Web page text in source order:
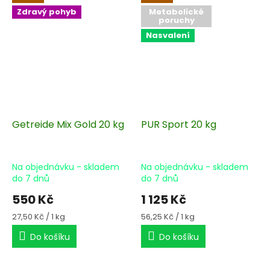
Zdravý pohyb
Getreide Mix Gold 20 kg
Na objednávku - skladem
do 7 dnů
550 Kč
Měrná
cena:
27,50 Kč / 1 kg
Do košíku
Metabolické
poruchy
Nasvalení
PUR Sport 20 kg
Na objednávku - skladem
do 7 dnů
1 125 Kč
Měrná
cena:
56,25 Kč / 1 kg
Do košíku